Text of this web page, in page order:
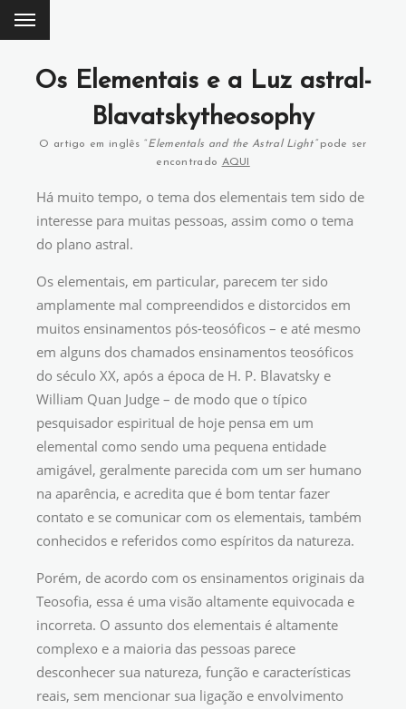
Os Elementais e a Luz astral-
Blavatskytheosophy
O artigo em inglês “Elementals and the Astral Light”pode ser
encontrado AQUI
Há muito tempo, o tema dos elementais tem sido de
interesse para muitas pessoas, assim como o tema
do plano astral.
Os elementais, em particular, parecem ter sido
amplamente mal compreendidos e distorcidos em
muitos ensinamentos pós-teosóficos – e até mesmo
em alguns dos chamados ensinamentos teosóficos
do século XX, após a época de H. P. Blavatsky e
William Quan Judge – de modo que o típico
pesquisador espiritual de hoje pensa em um
elemental como sendo uma pequena entidade
amigável, geralmente parecida com um ser humano
na aparência, e acredita que é bom tentar fazer
contato e se comunicar com os elementais, também
conhecidos e referidos como espíritos da natureza.
Porém, de acordo com os ensinamentos originais da
Teosofia, essa é uma visão altamente equivocada e
incorreta. O assunto dos elementais é altamente
complexo e a maioria das pessoas parece
desconhecer sua natureza, função e características
reais, sem mencionar sua ligação e envolvimento